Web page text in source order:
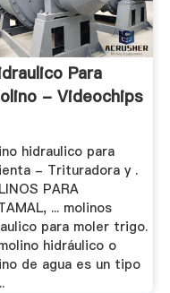
Para
- Videochips
hidraulico para
- Trituradora y .
PARA
... molinos
para moler trigo.
hidráulico o
de agua es un tipo